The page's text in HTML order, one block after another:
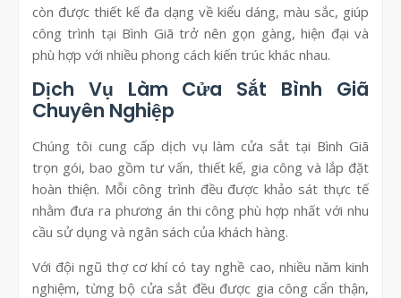
còn được thiết kế đa dạng về kiểu dáng, màu sắc, giúp
công trình tại Bình Giã trở nên gọn gàng, hiện đại và
phù hợp với nhiều phong cách kiến trúc khác nhau.
Dịch Vụ Làm Cửa Sắt Bình Giã
Chuyên Nghiệp
Chúng tôi cung cấp dịch vụ làm cửa sắt tại Bình Giã
trọn gói, bao gồm tư vấn, thiết kế, gia công và lắp đặt
hoàn thiện. Mỗi công trình đều được khảo sát thực tế
nhằm đưa ra phương án thi công phù hợp nhất với nhu
cầu sử dụng và ngân sách của khách hàng.
Với đội ngũ thợ cơ khí có tay nghề cao, nhiều năm kinh
nghiệm, từng bộ cửa sắt đều được gia công cẩn thận,